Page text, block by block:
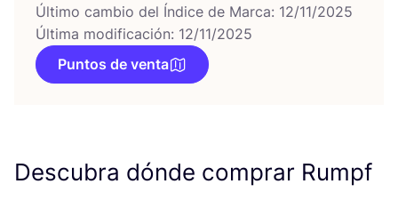
Último cambio del Índice de Marca: 12/11/2025
Última modificación: 12/11/2025
Puntos de venta
Descubra dónde comprar Rumpf